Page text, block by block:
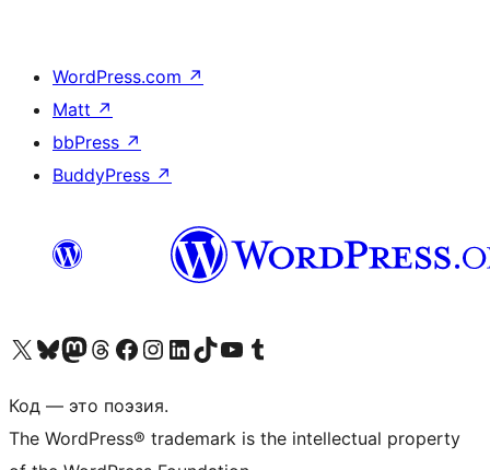
WordPress.com ↗
Matt ↗
bbPress ↗
BuddyPress ↗
Посетите нас в X (ранее Twitter)
Посетите нашу учётную запись в Bluesky
Посетите нашу ленту в Mastodon
Посетите нашу учётную запись в Threads
Посетите нашу страницу на Facebook
Посетите наш Instagram
Посетите нашу страницу в LinkedIn
Посетите нашу учётную запись в TikTok
Посетите наш канал YouTube
Посетите нашу учётную запись в Tumblr
Код — это поэзия.
The WordPress® trademark is the intellectual property